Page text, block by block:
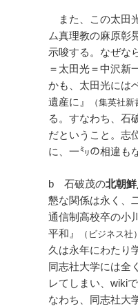
また、この太田
ム真理教の麻原彰
示唆する。なぜな
＝太田光＝中沢新
かも、太田光には
遺産に』
（集英社
る。すなわち、石
だということ。志
に、一㍉の相違も
b 石破茂の北朝
懇な関係は永く、
通信制高校卒の小
平和』
（ビジネス社）
久は永年にわたり
同志社大学には全
レてしまい、wiki
なわち、同志社大